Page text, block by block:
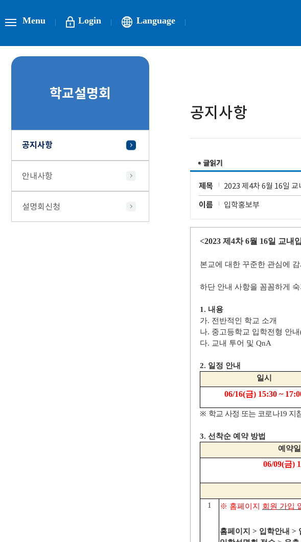
Menu Login Language
학교설명회
공지사항
안내사항
설명회신청
공지사항
제목
2023 제4차 6월 16일
이름
입학홍보부
<2023 제 4차6월 16일 교내
본교에 대한 꾸준한 관심에 감
하단 안내 사항을 꼼꼼하게
1. 내용
가. 전반적인 학교 소개
나. 중고등학교 입학전형 안내
다. 교내 투어 및 QnA
2. 일정 안내
일시
06/16(금) 15:30 ~
※ 학교 사정 또는 코로나19 지
3. 선착순 예약 방법
예약일
06/09(금)
1
※ 홈페이지 회원 가입
홈페이지 > 입학안내 >